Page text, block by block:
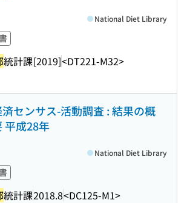
統計課[2019]<DT221-M32>
National Diet Library
センサス-活動調査 : 結果の概
平成28年
統計課2018.8<DC125-M1>
National Diet Library